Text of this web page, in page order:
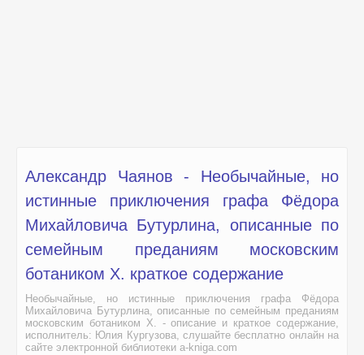
Александр Чаянов - Необычайные, но
истинные приключения графа Фёдора
Михайловича Бутурлина, описанные по
семейным преданиям московским
ботаником Х. краткое содержание
Необычайные, но истинные приключения графа Фёдора
Михайловича Бутурлина, описанные по семейным преданиям
московским ботаником Х. - описание и краткое содержание,
исполнитель: Юлия Кургузова, слушайте бесплатно онлайн на
сайте электронной библиотеки a-kniga.com